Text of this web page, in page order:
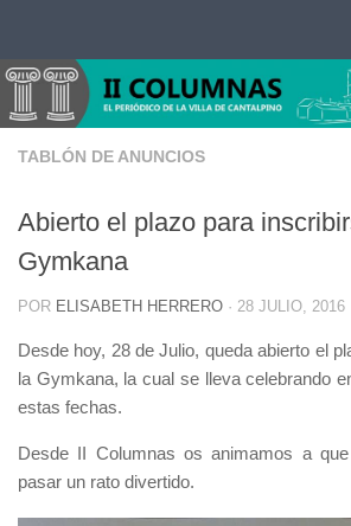
TABLÓN DE ANUNCIOS
Abierto el plazo para
Gymkana
POR ELISABETH HERRERO · 28 JULIO, 2016
Desde hoy, 28 de Julio, queda abierto el
la Gymkana, la cual se lleva celebrando
estas fechas.
Desde II Columnas os animamos a
pasar un rato divertido.